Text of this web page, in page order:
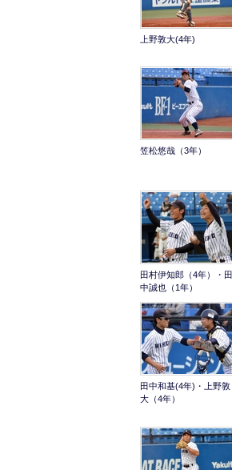
上野敦大(4年)
笠松悠哉（3年）
田村伊知郎（4年）・田
中誠也（1年）
田中和基(4年)・上野敦
大（4年）